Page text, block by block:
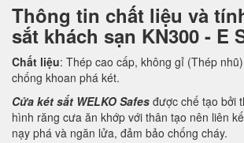
Thông tin chất liệu và
sắt khách sạn KN300 - E
Chất liệu: Thép cao cấp, không gỉ (Thép
chống khoan phá két.
Cửa két sắt WELKO Safes được chế tạo bởi
hình răng cưa ăn khớp với thân tạo nên liên
nạy phá và ngăn lửa, đảm bảo chống cháy.